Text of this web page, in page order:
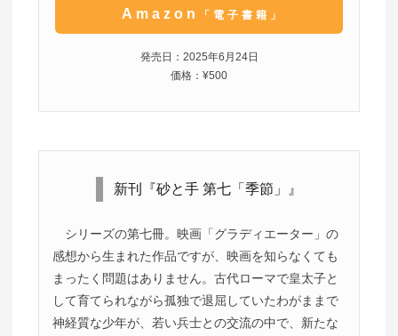
Amazon 「電子書籍」
発売日：2025年6月24日
価格：¥500
新刊『砂と手 第七「季節」』
シリーズの第七冊。映画「グラディエーター」の
感想から生まれた作品ですが、映画を知らなくても
まったく問題はありません。古代ローマで皇太子と
して育てられながら孤独で退屈していたわがままで
神経質な少年が、若い兵士との交流の中で、新たな